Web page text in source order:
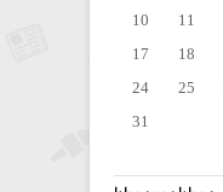
10
11
17
18
24
25
31